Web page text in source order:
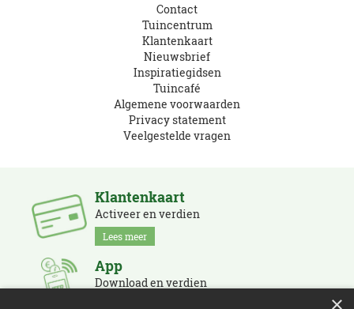
Contact
Tuincentrum
Klantenkaart
Nieuwsbrief
Inspiratiegidsen
Tuincafé
Algemene voorwaarden
Privacy statement
Veelgestelde vragen
Klantenkaart
Activeer en verdien
Lees meer
App
Download en verdien